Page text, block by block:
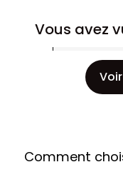
Vous avez
Comment